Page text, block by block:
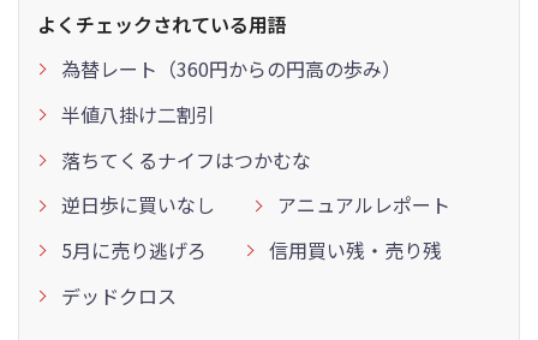
よくチェックされている用語
為替レート（360円からの円高の歩み）
半値八掛け二割引
落ちてくるナイフはつかむな
逆日歩に買いなし
アニュアルレポート
5月に売り逃げろ
信用買い残・売り残
デッドクロス